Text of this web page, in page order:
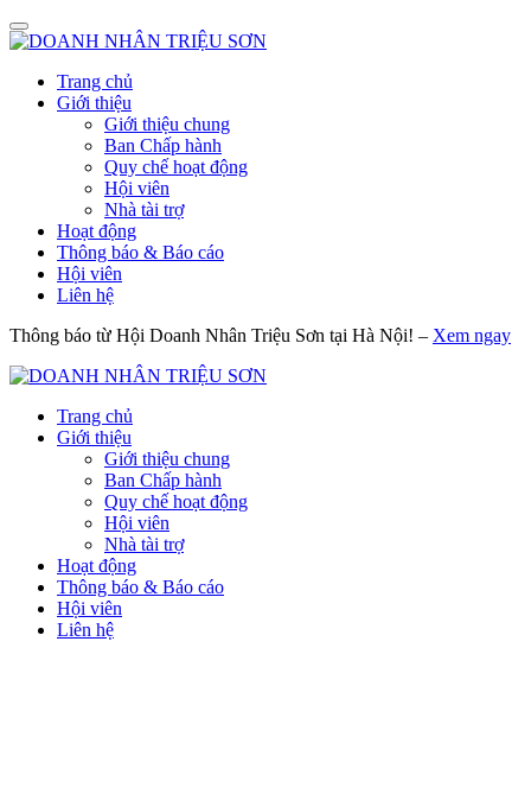
Trang chủ
Giới thiệu
Giới thiệu chung
Ban Chấp hành
Quy chế hoạt động
Hội viên
Nhà tài trợ
Hoạt động
Thông báo & Báo cáo
Hội viên
Liên hệ
Thông báo từ Hội Doanh Nhân Triệu Sơn tại Hà Nội! – Xem ngay
Trang chủ
Giới thiệu
Giới thiệu chung
Ban Chấp hành
Quy chế hoạt động
Hội viên
Nhà tài trợ
Hoạt động
Thông báo & Báo cáo
Hội viên
Liên hệ